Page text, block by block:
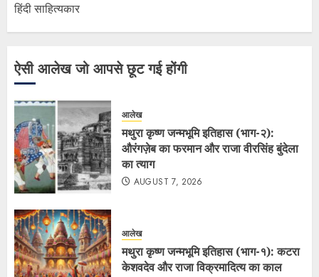
हिंदी साहित्यकार
ऐसी आलेख जो आपसे छूट गई होंगी
आलेख
मथुरा कृष्ण जन्मभूमि इतिहास (भाग-२):
औरंगज़ेब का फरमान और राजा वीरसिंह बुंदेला
का त्याग
AUGUST 7, 2026
आलेख
मथुरा कृष्ण जन्मभूमि इतिहास (भाग-१): कटरा
केशवदेव और राजा विक्रमादित्य का काल